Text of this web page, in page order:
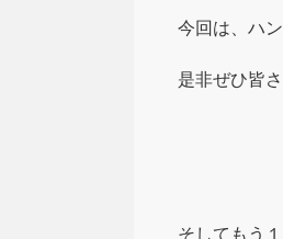
今回は、ハ
是非ぜひ皆
そしてもう１